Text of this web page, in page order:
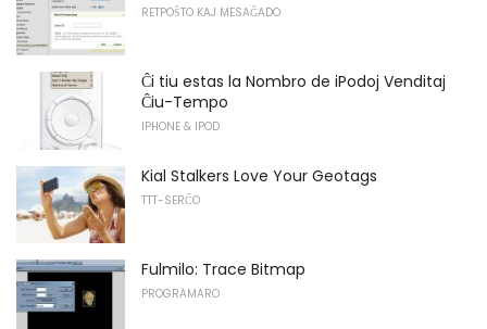
RETPOŜTO KAJ MESAĜADO
Ĉi tiu estas la Nombro de iPodoj Venditaj
Ĉiu-Tempo
IPHONE & IPOD
Kial Stalkers Love Your Geotags
TTT-SERĈO
Fulmilo: Trace Bitmap
PROGRAMARO